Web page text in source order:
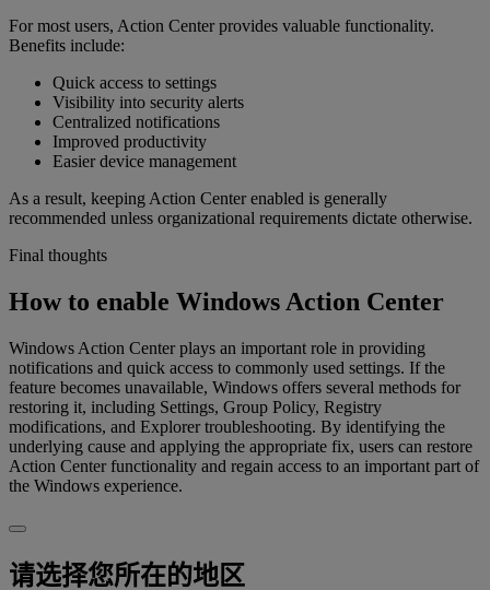
For most users, Action Center provides valuable functionality.
Benefits include:
Quick access to settings
Visibility into security alerts
Centralized notifications
Improved productivity
Easier device management
As a result, keeping Action Center enabled is generally
recommended unless organizational requirements dictate otherwise.
Final thoughts
How to enable Windows Action Center
Windows Action Center plays an important role in providing
notifications and quick access to commonly used settings. If the
feature becomes unavailable, Windows offers several methods for
restoring it, including Settings, Group Policy, Registry
modifications, and Explorer troubleshooting. By identifying the
underlying cause and applying the appropriate fix, users can restore
Action Center functionality and regain access to an important part of
the Windows experience.
请选择您所在的地区